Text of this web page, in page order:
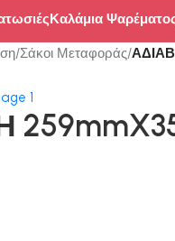
Καλάμια
/Σάκοι Μεταφοράς/